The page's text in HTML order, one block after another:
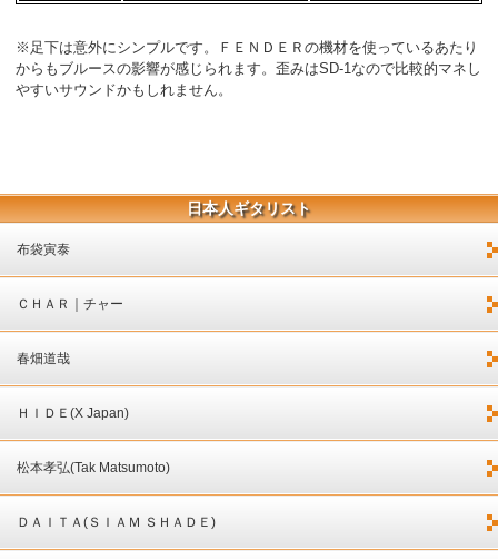
※足下は意外にシンプルです。ＦＥＮＤＥＲの機材を使っているあたり
からもブルースの影響が感じられます。歪みはSD-1なので比較的マネし
やすいサウンドかもしれません。
日本人ギタリスト
布袋寅泰
ＣＨＡＲ｜チャー
春畑道哉
ＨＩＤＥ(X Japan)
松本孝弘(Tak Matsumoto)
ＤＡＩＴＡ(ＳＩＡＭ ＳＨＡＤＥ)